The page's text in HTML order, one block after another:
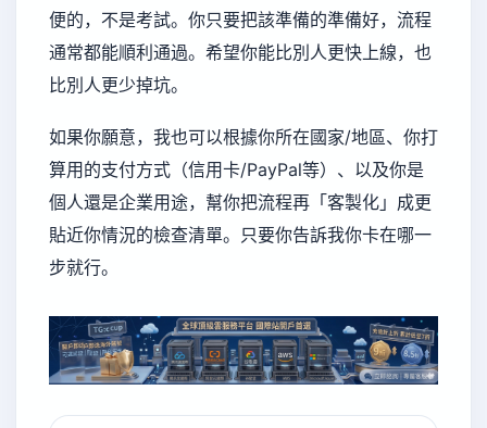
便的，不是考試。你只要把該準備的準備好，流程
通常都能順利通過。希望你能比別人更快上線，也
比別人更少掉坑。
如果你願意，我也可以根據你所在國家/地區、你打
算用的支付方式（信用卡/PayPal等）、以及你是
個人還是企業用途，幫你把流程再「客製化」成更
貼近你情況的檢查清單。只要你告訴我你卡在哪一
步就行。